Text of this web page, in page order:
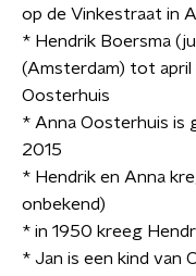
op de Vinkestraat in
* Hendrik Boersma
(Amsterdam) tot
Oosterhuis
* Anna Oosterhuis is
2015
* Hendrik en Anna
onbekend)
* in 1950 kreeg
* Jan is een kind van